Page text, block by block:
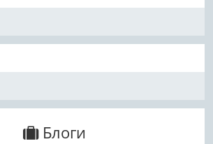
Блоги